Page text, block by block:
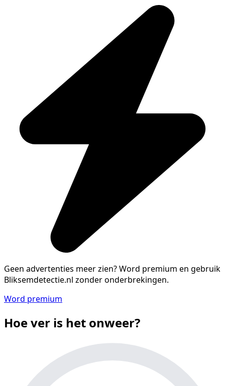
Geen advertenties meer zien?Word premium en gebruik
Bliksemdetectie.nl zonder onderbrekingen.
Word premium
Hoe ver is het onweer?